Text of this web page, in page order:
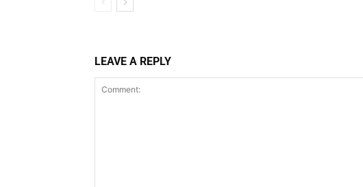
LEAVE A REPLY